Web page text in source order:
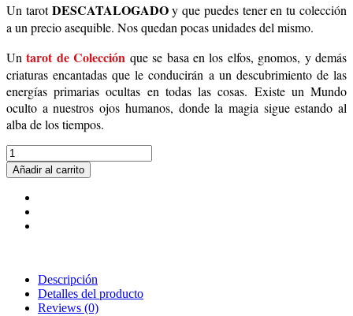
Un tarotDESCATALOGADOy que puedes tener en tu colección
a un precio asequible. Nos quedan pocas unidades del mismo.
Untarot de Colección que se basa en los elfos, gnomos, y demás
criaturas encantadas que le conducirán a un descubrimiento de las
energías primarias ocultas en todas las cosas. Existe un Mundo
oculto a nuestros ojos humanos, donde la magia sigue estando al
alba de los tiempos.
Añadir al carrito
Descripción
Detalles del producto
Reviews (0)